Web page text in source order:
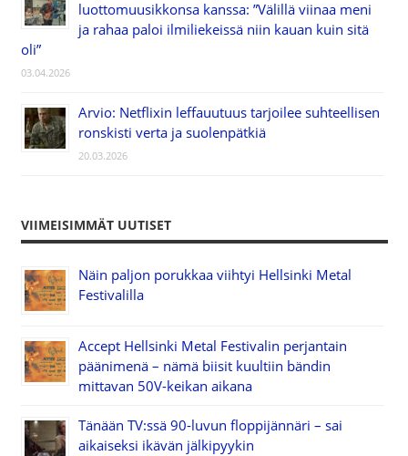
luottomuusikkonsa kanssa: ”Välillä viinaa meni
ja rahaa paloi ilmiliekeissä niin kauan kuin sitä
oli”
03.04.2026
Arvio: Netflixin leffauutuus tarjoilee suhteellisen
ronskisti verta ja suolenpätkiä
20.03.2026
VIIMEISIMMÄT UUTISET
Näin paljon porukkaa viihtyi Hellsinki Metal
Festivalilla
Accept Hellsinki Metal Festivalin perjantain
päänimenä – nämä biisit kuultiin bändin
mittavan 50V-keikan aikana
Tänään TV:ssä 90-luvun floppijännäri – sai
aikaiseksi ikävän jälkipyykin